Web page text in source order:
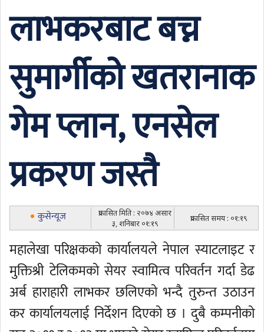
लाभकरबाट बच्न
सुमार्गीको खतरानाक
गेम प्लान, एनसेल
प्रकरण जस्तै
कुसेन्यूज
प्रकासित मिति : २०७४ असार
३, शनिबार ०१:१९
प्रकासित समय : ०१:१९
महालेखा परिक्षकको कार्यालयले नेपाल स्याटलाइट र
मुक्तिश्री टेलिकमको सेयर स्वामित्व परिवर्तन गर्दा डेढ
अर्ब हाराहारी लाभकर छलिएको भन्दै तुरुन्त उठाउन
कर कार्यालयलाई निर्देशन दिएको छ । दुबै कम्पनीको